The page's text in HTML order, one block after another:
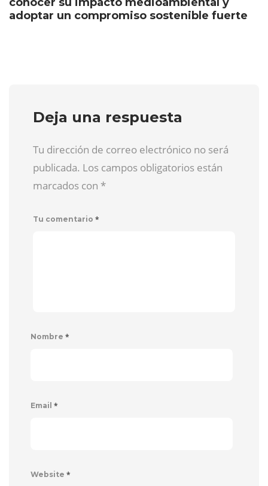
adoptar un compromiso sostenible fuerte
Deja una respuesta
Tu dirección de correo electrónico no será
publicada. Los campos obligatorios están
marcados con *
Tu comentario *
Nombre *
Email *
Website *